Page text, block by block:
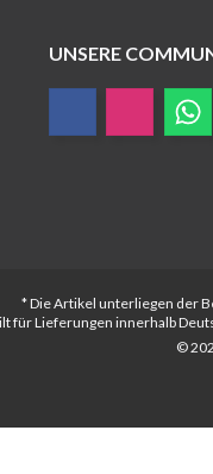
UNSERE
* Die Artikel unterliegen der
für Lieferungen innerhalb
©